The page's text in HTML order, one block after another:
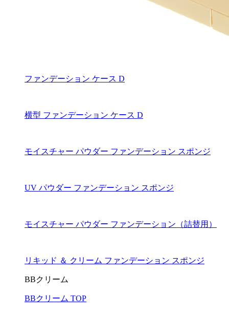
ファンデーション ケース D
横型 ファンデーション ケース D
モイスチャー パウダー ファンデーション スポンジ
UV パウダー ファンデーション スポンジ
モイスチャー パウダー ファンデーション（詰替用）
リキッド ＆ クリーム ファンデーション スポンジ
BBクリーム
BBクリーム TOP